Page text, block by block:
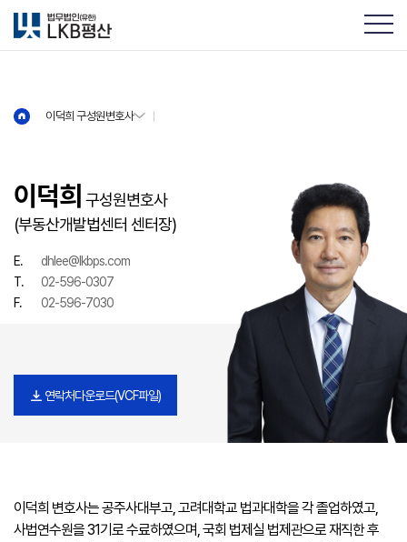
이덕희 구성원변호사
이덕희 구성원변호사
이덕희 구성원변호사
(부동산개발법센터 센터장)
E.
dhlee@lkbps.com
T.
02-596-0307
F.
02-596-7030
연락처다운로드(VCF파일)
이덕희 변호사는 공주사대부고, 고려대학교 법과대학을 각 졸업하였고,
사법연수원을 31기로 수료하였으며, 국회 법제실 법제관으로 재직한 후